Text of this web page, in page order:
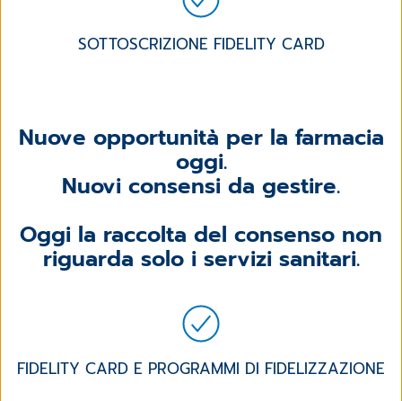
SOTTOSCRIZIONE FIDELITY CARD
Nuove opportunità per la farmacia
oggi.
Nuovi consensi da gestire.
Oggi la raccolta del consenso non
riguarda solo i servizi sanitari.
FIDELITY CARD E PROGRAMMI DI FIDELIZZAZIONE